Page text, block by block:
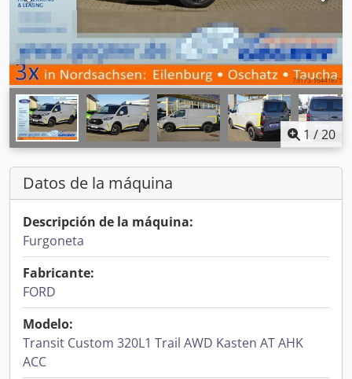
1 /20
Datos de la máquina
Descripción de la máquina:
Furgoneta
Fabricante:
FORD
Modelo:
Transit Custom 320L1 Trail AWD Kasten AT AHK
ACC